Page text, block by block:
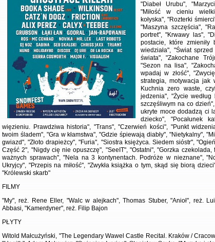
"Diabeł Urubu",
"Miłość w cieniu
kołyska", "Rozterki
"Maszyna szczęścia",
portret", "Krwawy las",
postacie, które zmieniły
wiedziała", "Świat
świata", "Zakochane
"Sezon na lisa",
wpadaj w złość",
strategia, motywacja jak
Kuchnia zero waste,
jedzenia", "Życie
szczęśliwym na co
ukryte moce dodadzą ci
dziecko", "Pocałunek
więzieniu. Prawdziwa historia", "Trans", "Czerwień kości", "Punkt
twoim śladem", "Gra w kłamstwa", "Gdzie śpiewają diabły", "Nietykalny",
gwiazd", "Złoto drapieżcy", "Furia", "Siostra księżyca. Siedem sióstr",
Część 2", "Nigdy cię nie opuszczę", "SeeIT", "Ostatni", "Gorzka
ważnych sprawach", "Nela na 3 kontynentach. Podróże w nieznane",
Ukryjcy", "Przepis na miłość", "Zwykła książka o tym, skąd się biorą
"Królewski skarb"
FILMY
"My", reż. Rene Eller, "Walc w alejkach", Thomas Stuber, "Anioł", reż.
Abbasi, "Kamerdyner", reż. Filip Bajon
PŁYTY
Witold Małcużyński, "The Legendary Wawel Castle Recital. Kraków /